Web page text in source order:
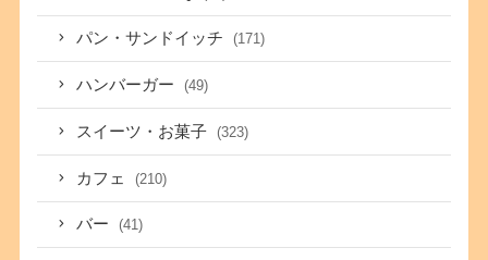
パン・サンドイッチ (171)
ハンバーガー (49)
スイーツ・お菓子 (323)
カフェ (210)
バー (41)